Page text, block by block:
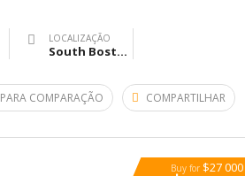
LOCALIZAÇÃO
South Boston Bypass, Бостон, Массачусетс, США
COMPARAÇÃO COMPARTILHAR
Buy for $27 000